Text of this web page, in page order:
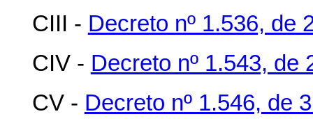
CIII - Decreto nº 1.536, de
CIV - Decreto nº 1.543, de
CV - Decreto nº 1.546, de